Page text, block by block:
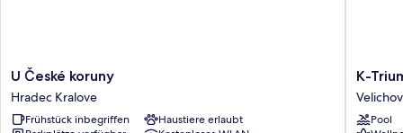
U
České
koruny
Hradec
U České koruny
Hradec Kralove
Frühstück inbegriffen
Haustiere erlaubt
K-
Triumf
resort
K-
Pool